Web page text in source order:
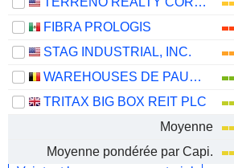
FIBRA PROLOGIS
STAG INDUSTRIAL, INC.
WAREHOUSES DE PAUW SA
TRITAX BIG BOX REIT PLC
Moyenne
Moyenne pondérée par Capi.